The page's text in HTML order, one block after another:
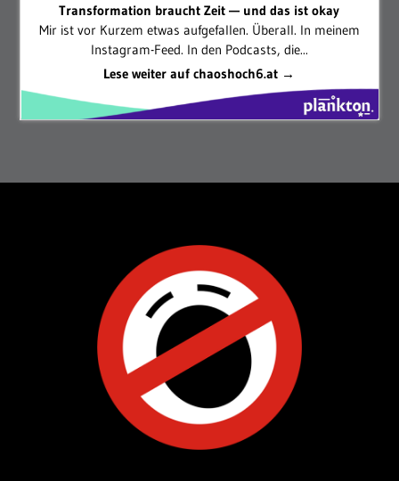
Transformation braucht Zeit — und das ist okay
Mir ist vor Kurzem etwas aufgefallen. Überall. In meinem
Instagram-Feed. In den Podcasts, die...
Lese weiter auf chaoshoch6.at →